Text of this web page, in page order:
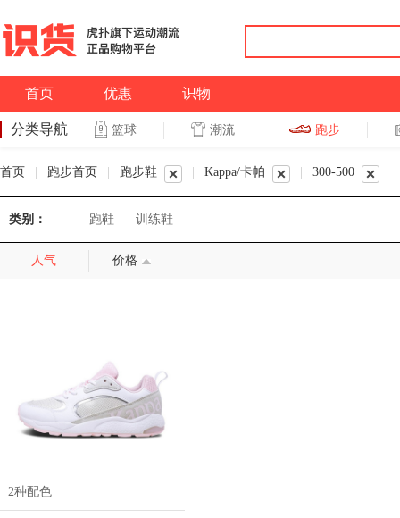
首页 优惠 识物
分类导航 篮球 潮流 跑步
首页 跑步首页 跑步鞋 Kappa/卡帕 300-500
类别： 跑鞋 训练鞋
人气 价格
2种配色